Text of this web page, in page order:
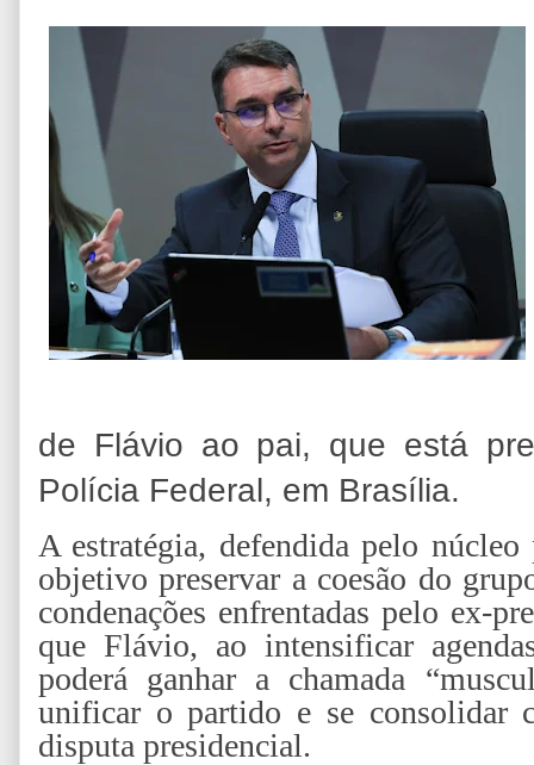
de Flávio ao pai, que está
Polícia Federal, em Brasília.
A estratégia, defendida pelo
objetivo preservar a coesão do
condenações enfrentadas pelo ex-
que Flávio, ao intensificar
poderá ganhar a chamada
unificar o partido e se consolidar
disputa presidencial.